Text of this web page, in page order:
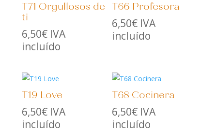
T71 Orgullosos de
ti
6,50€ IVA
incluído
T66 Profesora
6,50€ IVA
incluído
T19 Love
6,50€ IVA
incluído
T68 Cocinera
6,50€ IVA
incluído